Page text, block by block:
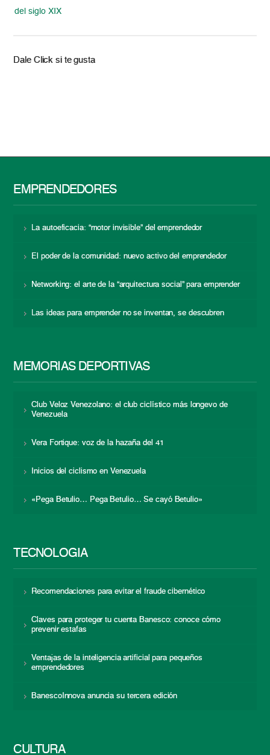
del siglo XIX
Dale Click si te gusta
EMPRENDEDORES
La autoeficacia: “motor invisible” del emprendedor
El poder de la comunidad: nuevo activo del emprendedor
Networking: el arte de la “arquitectura social” para emprender
Las ideas para emprender no se inventan, se descubren
MEMORIAS DEPORTIVAS
Club Veloz Venezolano: el club ciclístico más longevo de
Venezuela
Vera Fortique: voz de la hazaña del 41
Inicios del ciclismo en Venezuela
«Pega Betulio… Pega Betulio… Se cayó Betulio»
TECNOLOGÍA
Recomendaciones para evitar el fraude cibernético
Claves para proteger tu cuenta Banesco: conoce cómo
prevenir estafas
Ventajas de la inteligencia artificial para pequeños
emprendedores
BanescoInnova anuncia su tercera edición
CULTURA